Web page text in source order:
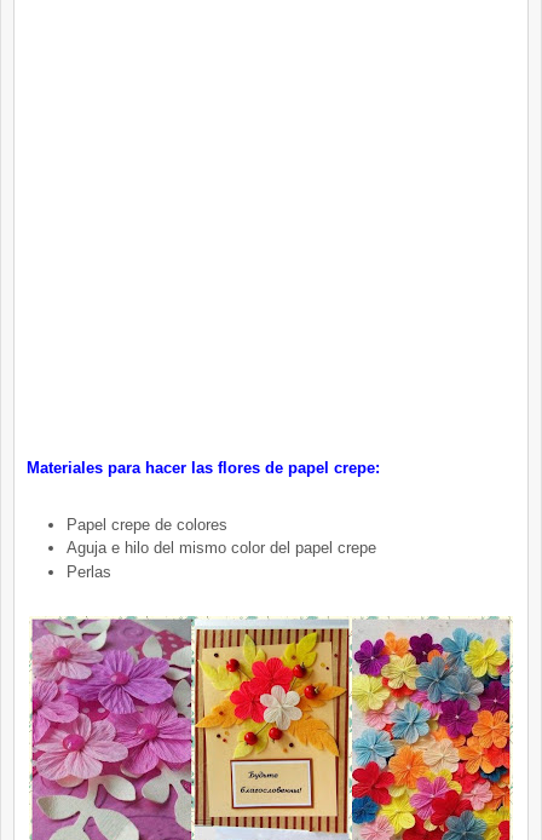
Materiales para hacer las flores de papel crepe:
Papel crepe de colores
Aguja e hilo del mismo color del papel crepe
Perlas